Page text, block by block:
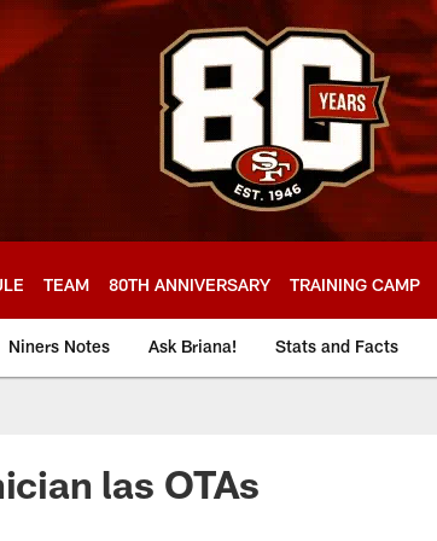
TEAM 80TH ANNIVERSARY TRAINING CAMP
Niners Notes Ask Briana! Stats and Facts
las OTAs